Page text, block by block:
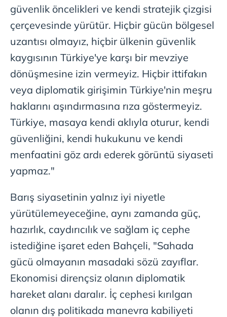
güvenlik öncelikleri ve kendi stratejik çizgisi
çerçevesinde yürütür. Hiçbir gücün bölgesel
uzantısı olmayız, hiçbir ülkenin güvenlik
kaygısının Türkiye'ye karşı bir mevziye
dönüşmesine izin vermeyiz. Hiçbir ittifakın
veya diplomatik girişimin Türkiye'nin meşru
haklarını aşındırmasına rıza göstermeyiz.
Türkiye, masaya kendi aklıyla oturur, kendi
güvenliğini, kendi hukukunu ve kendi
menfaatini göz ardı ederek görüntü siyaseti
yapmaz."
Barış siyasetinin yalnız iyi niyetle
yürütülemeyeceğine, aynı zamanda güç,
hazırlık, caydırıcılık ve sağlam iç cephe
istediğine işaret eden Bahçeli, "Sahada
gücü olmayanın masadaki sözü zayıflar.
Ekonomisi dirençsiz olanın diplomatik
hareket alanı daralır. İç cephesi kırılgan
olanın dış politikada manevra kabiliyeti